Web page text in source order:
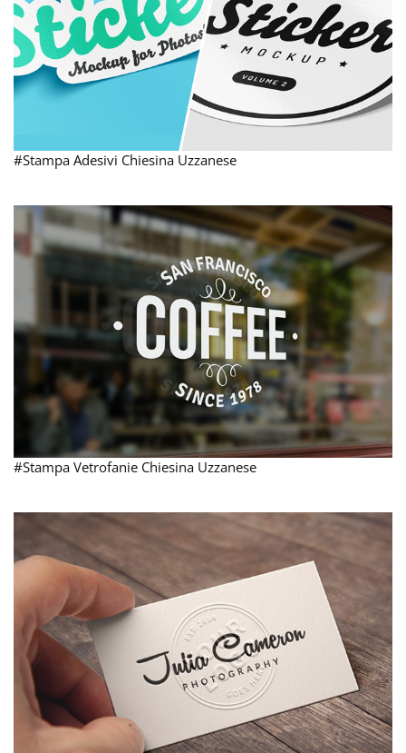
#Stampa Adesivi Chiesina Uzzanese
#Stampa Vetrofanie Chiesina Uzzanese